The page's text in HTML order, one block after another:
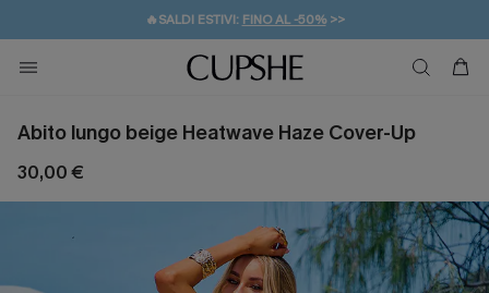
🔥SALDI ESTIVI: FINO AL -50%>>
🚚SPEDIZIONE GRATUITA DA 49€
💌REGALO PER I NUOVI: 20% DI SCONTO*
Abito lungo beige Heatwave Haze Cover-Up
30,00 €